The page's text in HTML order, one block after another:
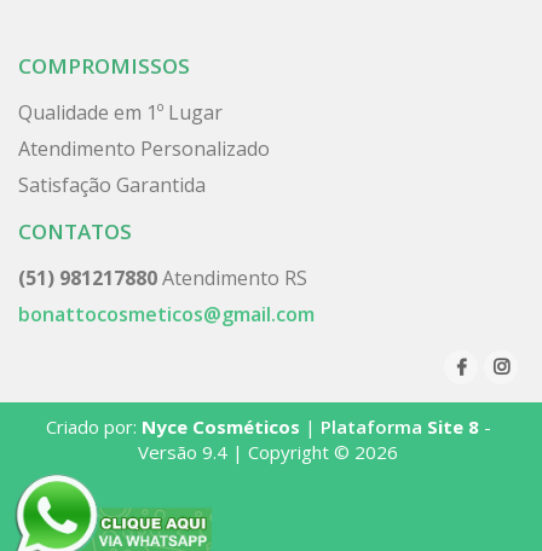
COMPROMISSOS
Qualidade em 1º Lugar
Atendimento Personalizado
Satisfação Garantida
CONTATOS
(51) 981217880Atendimento RS
bonattocosmeticos@gmail.com
Criado por: Nyce Cosméticos | Plataforma Site 8-
Versão 9.4 | Copyright © 2026